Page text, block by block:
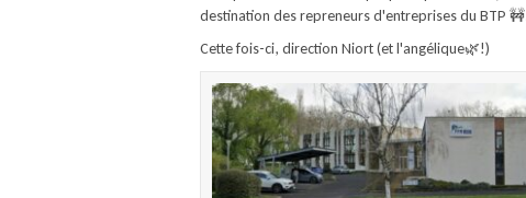
destination des repreneurs d'entreprises du BTP
Cette fois-ci, direction Niort (et l'angélique🌿!)